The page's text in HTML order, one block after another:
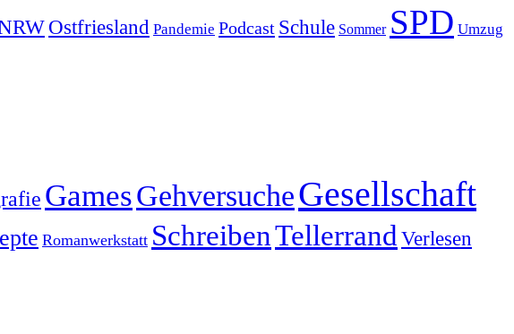
Ostfriesland Pandemie Podcast Schule Sommer SPD Umzug
GamesGehversucheGesellschaft
Romanwerkstatt SchreibenTellerrand Verlesen